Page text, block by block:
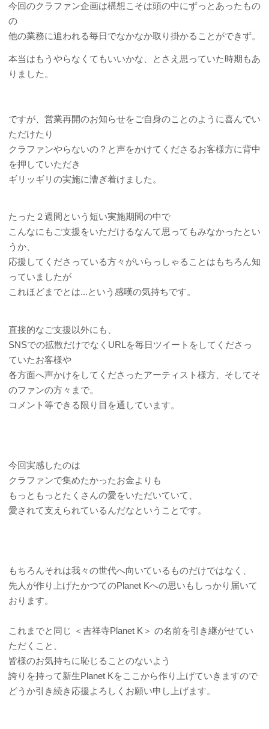
今回のクラファン企画は構想こそは頭の中にずっとあったもの
の
他の業務に追われる毎日でなかなか取り掛かることができず。
本当はもうやらなくてもいいかな、とさえ思っていた時期もあ
りました。
ですが、営業再開のお知らせをご自身のことのように喜んでい
ただけたり
クラファンやらないの？と声をかけてくださるお客様方に背中
を押していただき
ギリッギリの実施に漕ぎ着けました。
たった２週間という短い実施期間の中で
こんなにもご支援をいただけるなんて思ってもみなかったとい
うか、
応援してくださっている方々がいらっしゃることはもちろん知
っていましたが
これほどまでとは...という感嘆の気持ちです。
直接的なご支援以外にも、
SNSでの拡散だけでなくURLを毎日ツイートをしてくださっ
ていたお客様や
各方面へ声かけをしてくださったアーティスト様方、そしてそ
のファンの方々まで。
コメント等できる限り目を通しています。
今回実感したのは
クラファンで集めたかったお金よりも
もっともっとたくさんの愛をいただいていて、
愛されて支えられているんだなということです。
もちろんそれは我々の世代へ向いているものだけではなく、
先人が作り上げたかつてのPlanet Kへの思いもしっかり届いて
おります。
これまでと同じ ＜吉祥寺Planet K＞ の名前を引き継がせてい
ただくこと、
皆様のお気持ちに恥じることのないよう
誇りを持って新生Planet Kをここから作り上げていきますので
どうか引き続き応援よろしくお願い申し上げます。